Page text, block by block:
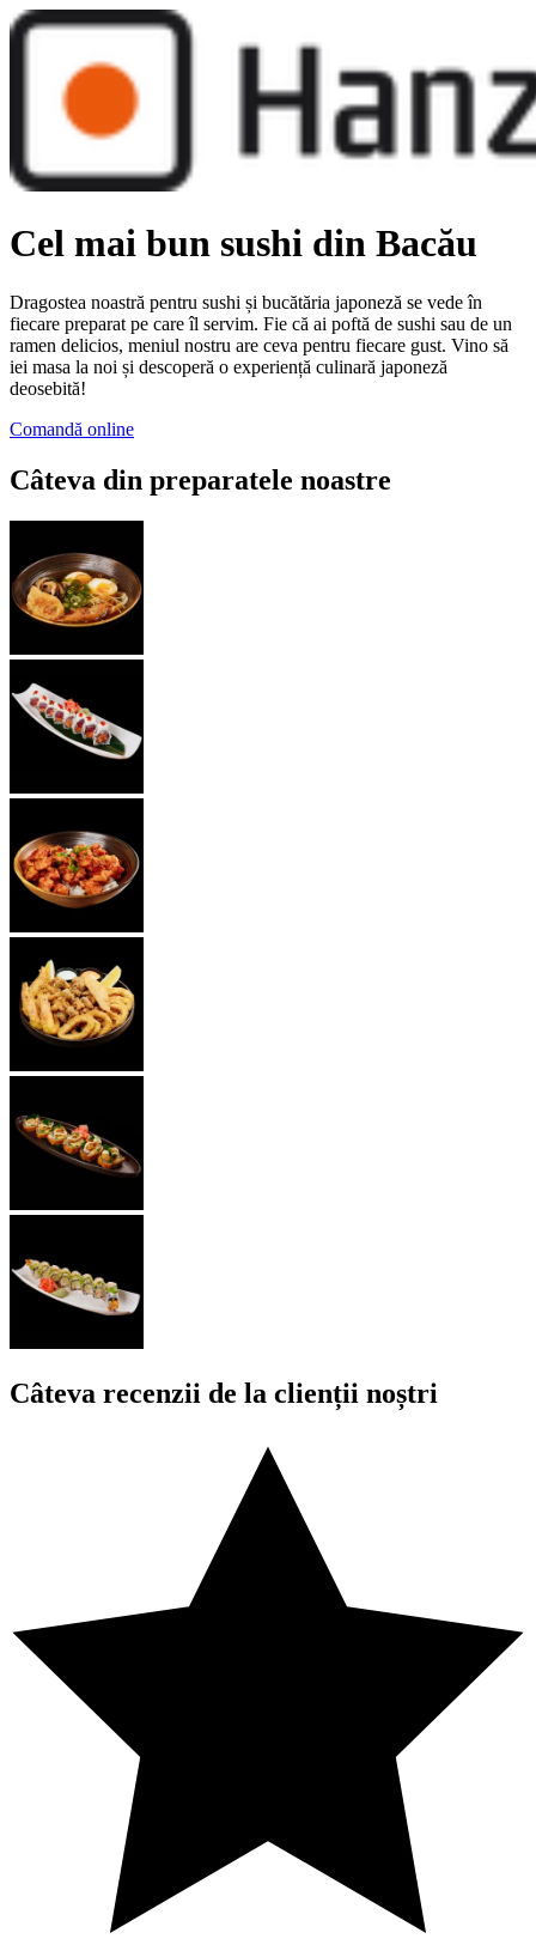
Cel mai bun sushi din Bacău
Dragostea noastră pentru sushi și bucătăria japoneză se vede în
fiecare preparat pe care îl servim. Fie că ai poftă de sushi sau de un
ramen delicios, meniul nostru are ceva pentru fiecare gust. Vino să
iei masa la noi și descoperă o experiență culinară japoneză
deosebită!
Comandă online
Câteva din preparatele noastre
Câteva recenzii de la clienții noștri